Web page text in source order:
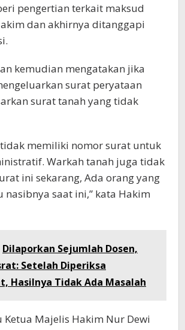
pengertian terkait maksud
dan akhirnya ditanggapi
kemudian mengatakan jika
surat peryataan
surat tanah yang tidak
memiliki nomor surat untuk
Warkah tanah juga tidak
ini sekarang, Ada orang yang
nasibnya saat ini,” kata Hakim
Dilaporkan Sejumlah Dosen,
Setelah Diperiksa
Hasilnya Tidak Ada Masalah
Ketua Majelis Hakim Nur Dewi